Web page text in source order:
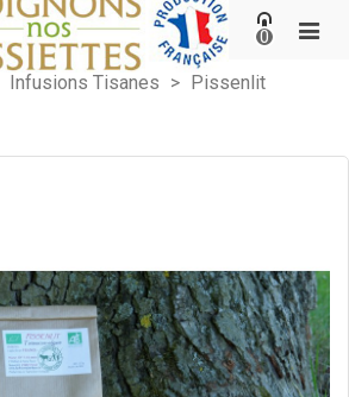
0
Infusions Tisanes > Pissenlit